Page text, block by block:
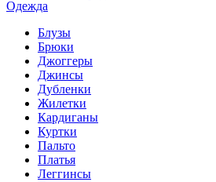
Одежда
Блузы
Брюки
Джоггеры
Джинсы
Дубленки
Жилетки
Кардиганы
Куртки
Пальто
Платья
Леггинсы